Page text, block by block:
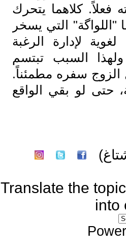
فعلاً. كلاهما يتحرك
التي يسخر
لإدارة الرغبة
السبب تبتسم
الزوج سفره مطمئناً.
حتى لو بقي الواقع
Translate the topic
into